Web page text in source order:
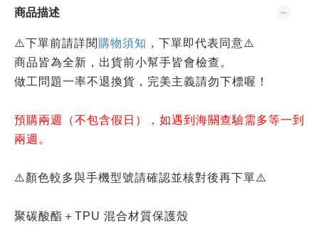
商品描述
⚠️下單前請詳閱 購物須知 ，下單即代表同意⚠️
商品皆為全新，出貨前小幫手皆會檢查。
做工問題一率不退換貨，完美主義請勿下標喔！
預購兩週（不包含假日），如遇到海關查驗需多等一到
兩週。
⚠️顏色較多與手機型號請確認並核對後再下單⚠️
聚碳酸酯＋TPU 混合材質保護殼